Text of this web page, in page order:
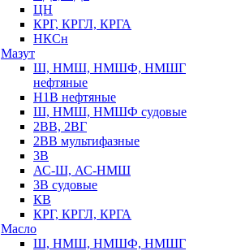
ЦН
КРГ, КРГЛ, КРГА
НКСн
Мазут
Ш, НМШ, НМШФ, НМШГ
нефтяные
Н1В нефтяные
Ш, НМШ, НМШФ судовые
2ВВ, 2ВГ
2ВВ мультифазные
3В
АС-Ш, АС-НМШ
3В судовые
КВ
КРГ, КРГЛ, КРГА
Масло
Ш, НМШ, НМШФ, НМШГ